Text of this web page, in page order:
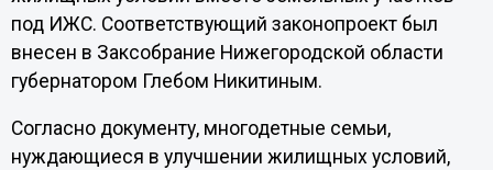
под ИЖС. Соответствующий законопроект был
внесен в Заксобрание Нижегородской области
губернатором Глебом Никитиным.
Согласно документу, многодетные семьи,
нуждающиеся в улучшении жилищных условий,